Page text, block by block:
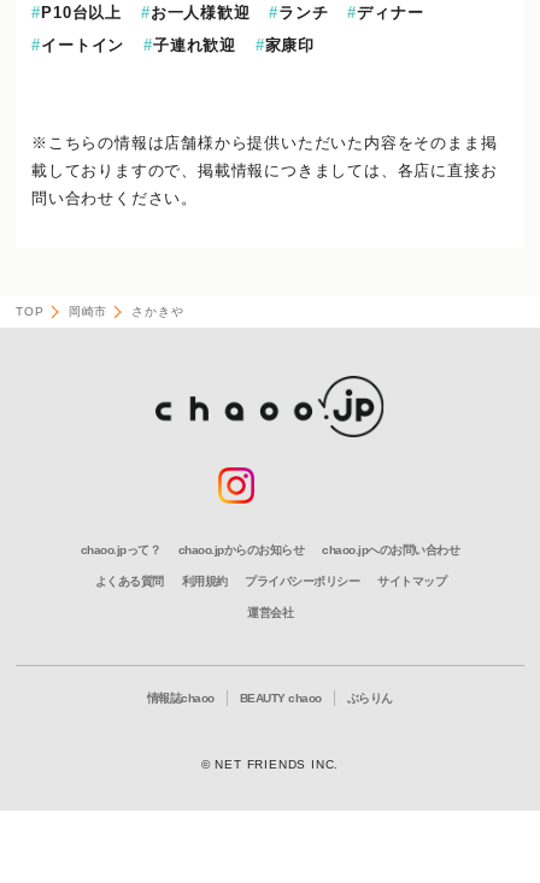
P10台以上 お一人様歓迎 ランチ
ディナー
イートイン
子連れ歓迎 家康印
※こちらの情報は店舗様から提供いただいた内容をそのまま掲
載しておりますので、掲載情報につきましては、各店に直接お
問い合わせください。
TOP 岡崎市 さかきや
chaoo.jpって？ chaoo.jpからのお知らせ chaoo.jpへのお問い合わせ
よくある質問 利用規約 プライバシーポリシー サイトマップ
運営会社
情報誌chaoo BEAUTY chaoo ぶらりん
© NET FRIENDS INC.